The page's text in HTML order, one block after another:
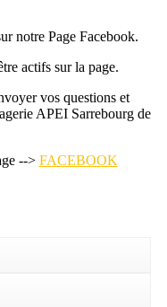
notre Page Facebook.
actifs sur la page.
vos questions et
APEI Sarrebourg de
--> FACEBOOK
mentales